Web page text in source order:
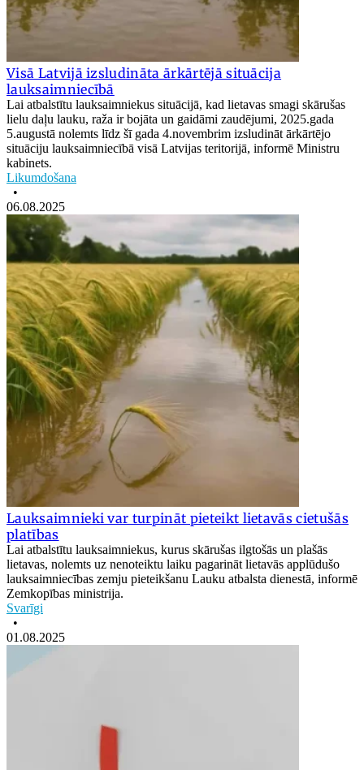
Visā Latvijā izsludināta ārkārtējā situācija
lauksaimniecībā
Lai atbalstītu lauksaimniekus situācijā, kad lietavas smagi skārušas
lielu daļu lauku, raža ir bojāta un gaidāmi zaudējumi, 2025.gada
5.augustā nolemts līdz šī gada 4.novembrim izsludināt ārkārtējo
situāciju lauksaimniecībā visā Latvijas teritorijā, informē Ministru
kabinets.
Likumdošana
•
06.08.2025
Lauksaimnieki var turpināt pieteikt lietavās cietušās
platības
Lai atbalstītu lauksaimniekus, kurus skārušas ilgtošās un plašās
lietavas, nolemts uz nenoteiktu laiku pagarināt lietavās applūdušo
lauksaimniecības zemju pieteikšanu Lauku atbalsta dienestā, informē
Zemkopības ministrija.
Svarīgi
•
01.08.2025